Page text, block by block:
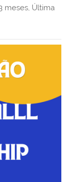
meses, Última